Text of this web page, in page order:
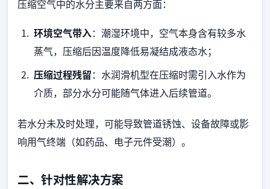
压缩空气中的水分主要来自两方面：
环境空气带入：潮湿环境中，空气本身含有较多水
蒸气，压缩后因温度降低易凝结成液态水；
压缩过程残留：水润滑机型在压缩时需引入水作为
介质，部分水分可能随气体进入后续管道。
若水分未及时处理，可能导致管道锈蚀、设备故障或影
响用气终端（如药品、电子元件受潮）。
二、针对性解决方案